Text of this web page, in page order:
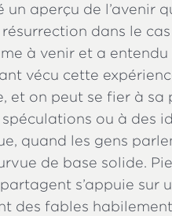
un aperçu de l’avenir
résurrection dans le
à venir et a
vécu cette
et on peut se fier à sa
ou à des
quand les gens
de base solide.
partagent s’appuie sur
des fables